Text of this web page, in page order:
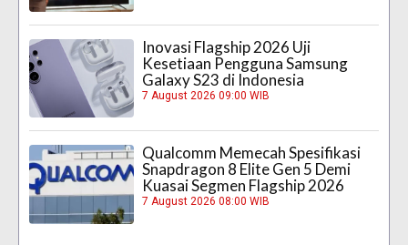
Inovasi Flagship 2026 Uji
Kesetiaan Pengguna Samsung
Galaxy S23 di Indonesia
7 August 2026 09:00 WIB
Qualcomm Memecah Spesifikasi
Snapdragon 8 Elite Gen 5 Demi
Kuasai Segmen Flagship 2026
7 August 2026 08:00 WIB